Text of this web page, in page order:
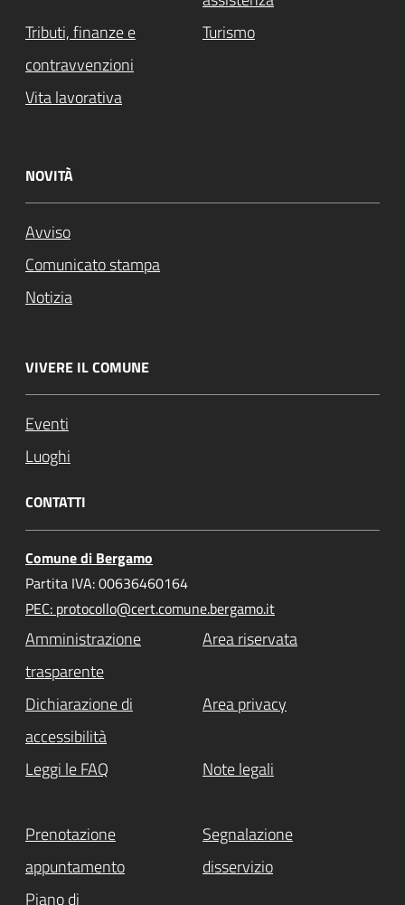
Tributi, finanze e
contravvenzioni
Turismo
Vita lavorativa
NOVITÀ
Avviso
Comunicato stampa
Notizia
VIVERE IL COMUNE
Eventi
Luoghi
CONTATTI
Comune di Bergamo
Partita IVA: 00636460164
PEC: protocollo@cert.comune.bergamo.it
Amministrazione
trasparente
Area riservata
Dichiarazione di
accessibilità
Area privacy
Leggi le FAQ Note legali
Prenotazione
appuntamento
Segnalazione
disservizio
Piano di